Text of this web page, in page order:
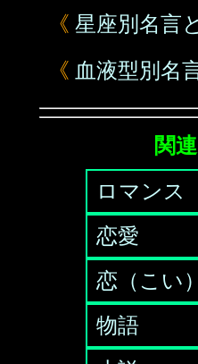
《 星座別名言
《 血液型別名
関
ロマンス
恋愛
恋（こい）
物語